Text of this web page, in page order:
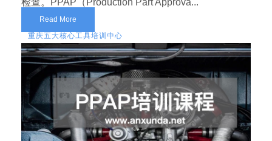
Read More
重庆五大核心工具培训中心